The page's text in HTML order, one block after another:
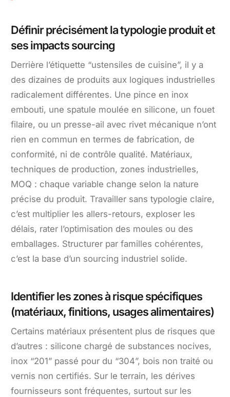
Définir précisément la typologie produit et
ses impacts sourcing
Derrière l’étiquette “ustensiles de cuisine”, il y a
des dizaines de produits aux logiques industrielles
radicalement différentes. Une pince en inox
embouti, une spatule moulée en silicone, un fouet
filaire, ou un presse-ail avec rivet mécanique n’ont
rien en commun en termes de fabrication, de
conformité, ni de contrôle qualité. Matériaux,
techniques de production, zones industrielles,
MOQ : chaque variable change selon la nature
précise du produit. Travailler sans typologie claire,
c’est multiplier les allers-retours, exploser les
délais, rater l’optimisation des moules ou des
emballages. Structurer par familles cohérentes,
c’est la base d’un sourcing industriel solide.
Identifier les zones à risque spécifiques
(matériaux, finitions, usages alimentaires)
Certains matériaux présentent plus de risques que
d’autres : silicone chargé de substances nocives,
inox “201” passé pour du “304”, bois non traité ou
vernis non certifiés. Sur le terrain, les dérives
fournisseurs sont fréquentes, surtout sur les